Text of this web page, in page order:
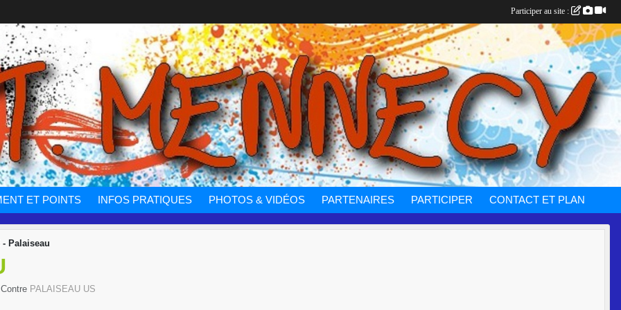
ET POINTS INFOS PRATIQUES PHOTOS & VIDÉOS PARTENAIRES PARTICIPER CONTACT ET PLAN
- Palaiseau
PALAISEAU US
Participer au site :